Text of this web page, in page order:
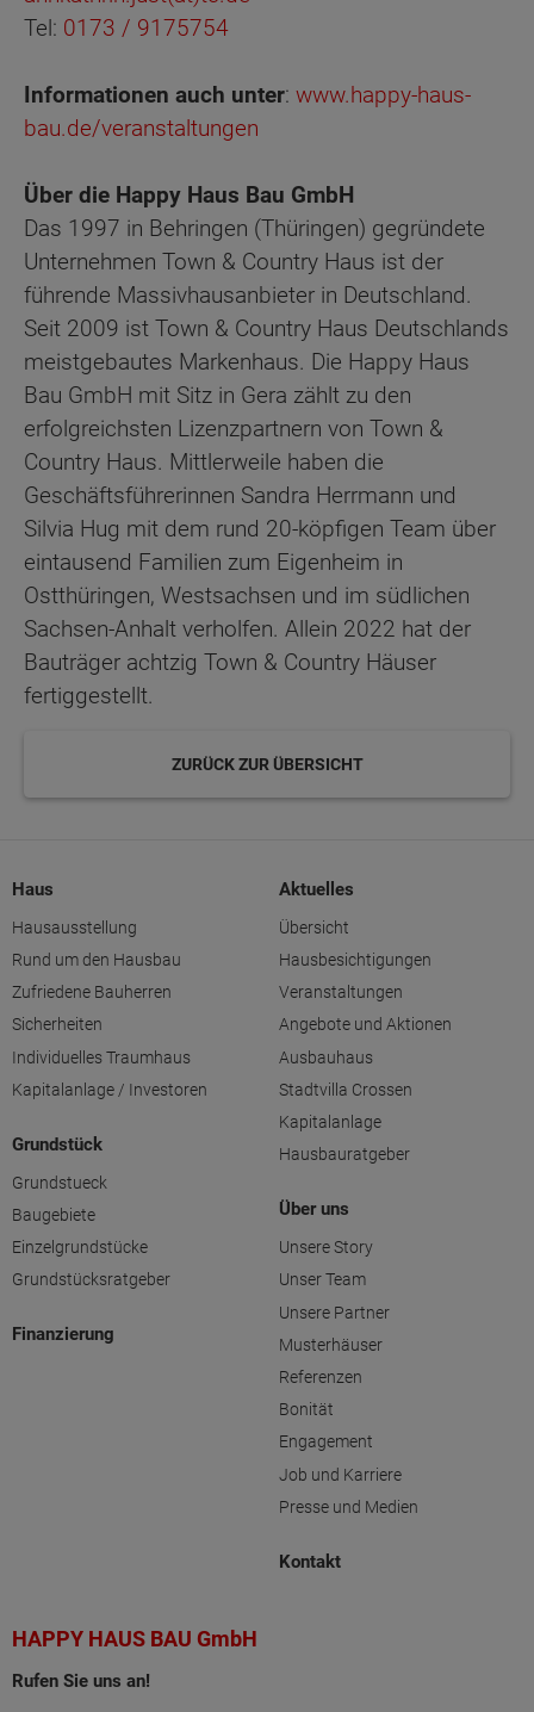
Tel: 0173 / 9175754
Informationen auch unter: www.happy-haus-
bau.de/veranstaltungen
Über die Happy Haus Bau GmbH
Das 1997 in Behringen (Thüringen) gegründete
Unternehmen Town & Country Haus ist der
führende Massivhausanbieter in Deutschland.
Seit 2009 ist Town & Country Haus Deutschlands
meistgebautes Markenhaus. Die Happy Haus
Bau GmbH mit Sitz in Gera zählt zu den
erfolgreichsten Lizenzpartnern von Town &
Country Haus. Mittlerweile haben die
Geschäftsführerinnen Sandra Herrmann und
Silvia Hug mit dem rund 20-köpfigen Team über
eintausend Familien zum Eigenheim in
Ostthüringen, Westsachsen und im südlichen
Sachsen-Anhalt verholfen. Allein 2022 hat der
Bauträger achtzig Town & Country Häuser
fertiggestellt.
ZURÜCK ZUR ÜBERSICHT
Haus
Hausausstellung
Rund um den Hausbau
Zufriedene Bauherren
Sicherheiten
Individuelles Traumhaus
Kapitalanlage / Investoren
Grundstück
Grundstueck
Baugebiete
Einzelgrundstücke
Grundstücksratgeber
Finanzierung
Aktuelles
Übersicht
Hausbesichtigungen
Veranstaltungen
Angebote und Aktionen
Ausbauhaus
Stadtvilla Crossen
Kapitalanlage
Hausbauratgeber
Über uns
Unsere Story
Unser Team
Unsere Partner
Musterhäuser
Referenzen
Bonität
Engagement
Job und Karriere
Presse und Medien
Kontakt
HAPPY HAUS BAU GmbH
Rufen Sie uns an!